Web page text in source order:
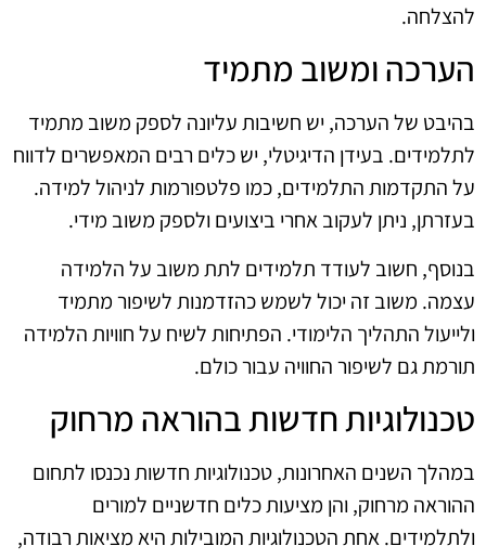
להצלחה.
הערכה ומשוב מתמיד
בהיבט של הערכה, יש חשיבות עליונה לספק משוב מתמיד
לתלמידים. בעידן הדיגיטלי, יש כלים רבים המאפשרים לדווח
על התקדמות התלמידים, כמו פלטפורמות לניהול למידה.
בעזרתן, ניתן לעקוב אחרי ביצועים ולספק משוב מידי.
בנוסף, חשוב לעודד תלמידים לתת משוב על הלמידה
עצמה. משוב זה יכול לשמש כהזדמנות לשיפור מתמיד
ולייעול התהליך הלימודי. הפתיחות לשיח על חוויות הלמידה
תורמת גם לשיפור החוויה עבור כולם.
טכנולוגיות חדשות בהוראה מרחוק
במהלך השנים האחרונות, טכנולוגיות חדשות נכנסו לתחום
ההוראה מרחוק, והן מציעות כלים חדשניים למורים
ולתלמידים. אחת הטכנולוגיות המובילות היא מציאות רבודה,